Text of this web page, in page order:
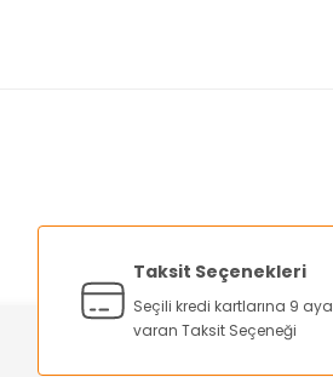
Taksit Seçenekleri
Seçili kredi kartlarına 9 aya
varan Taksit Seçeneği